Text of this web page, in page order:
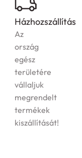
Házhozszállítás
Az
ország
egész
területére
vállaljuk
megrendelt
termékek
kiszállítását!